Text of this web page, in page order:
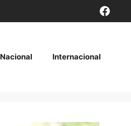
Nacional Internacional